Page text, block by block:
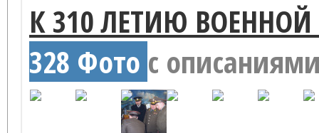
К 310 ЛЕТИЮ
328 Фото с